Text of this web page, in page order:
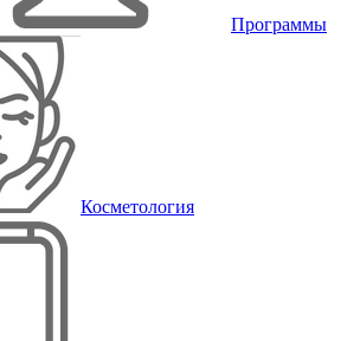
Программы
Косметология